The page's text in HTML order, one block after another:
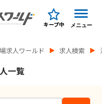
キープ中 メニュー
求人ワールド 求人検索
一覧